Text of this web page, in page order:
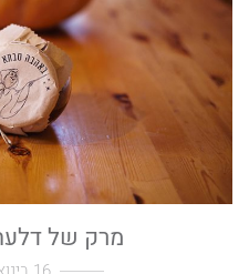
מרק של